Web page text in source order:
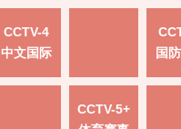
CCTV-4
中文国际
国
CCTV-5+